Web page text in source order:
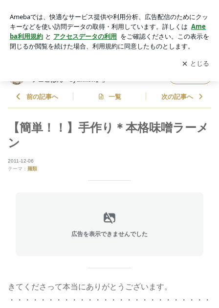
ルブログ「含み笑いのカフェごはん『syunkon』」Powered b
y Ameba
アプリをダウンロードして ブログの更新通知
を受け取りまし
ょう。
開く
フェごはん『syunkon』」
前の記事へ 一覧 次の記事へ
【簡単！！】手作り＊本格味噌ラーメ
ン
2011-12-06
テーマ： 麺類
広告を表示できませんでした
きてくださって本当にありがとうございます。
・・・・・・・・・・・・・・・・・・・・・・・・・・